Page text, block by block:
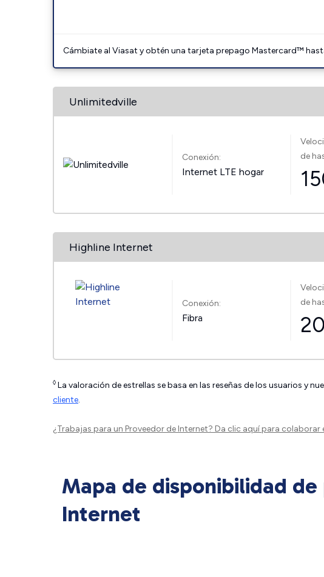
Cámbiate al Viasat y obtén una tarjeta prepago Mastercard™
Unlimitedville
Conexión:
Internet LTE hogar
de
Highline Internet
Conexión:
Fibra
de
◊ La valoración de estrellas se basa en las reseñas de los usuarios y
cliente.
¿Trabajas para un Proveedor de Internet? Da clic aquípara colaborar
Mapa de disponibilidad
Internet